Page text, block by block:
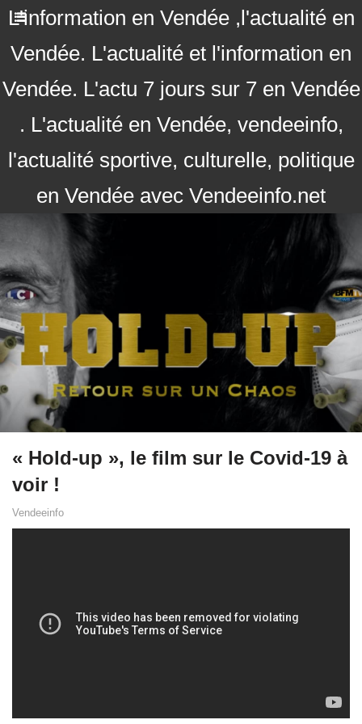
L'information en Vendée ,l'actualité en
Vendée. L'actualité et l'information en
Vendée. L'actu 7 jours sur 7 en Vendée
. L'actualité en Vendée, vendeeinfo,
l'actualité sportive, culturelle, politique
en Vendée avec Vendeeinfo.net
« Hold-up », le film sur le Covid-19 à
voir !
Vendeeinfo